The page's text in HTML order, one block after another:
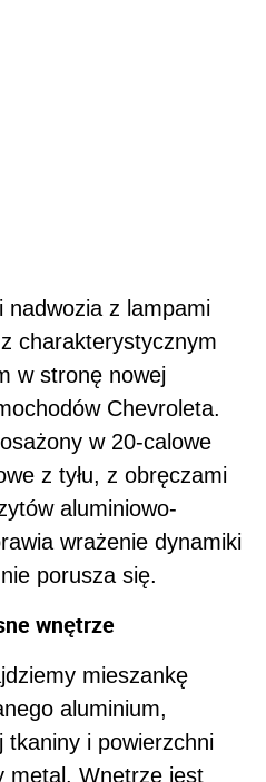
nadwozia z lampami
charakterystycznym
w stronę nowej
Chevroleta.
w 20-calowe
z tyłu, z obręczami
aluminiowo-
wrażenie dynamiki
porusza się.
wnętrze
mieszankę
aluminium,
tkaniny i powierzchni
metal. Wnętrze jest